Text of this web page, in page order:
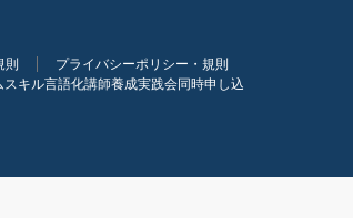
則
プライバシーポリシー・規則
キル言語化講師養成実践会同時申し込